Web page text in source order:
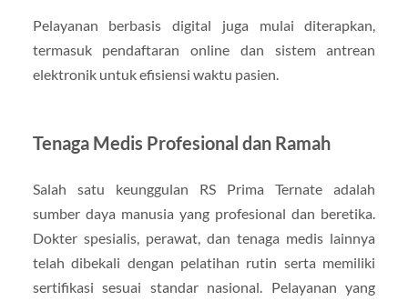
Pelayanan berbasis digital juga mulai diterapkan,
termasuk pendaftaran online dan sistem antrean
elektronik untuk efisiensi waktu pasien.
Tenaga Medis Profesional dan Ramah
Salah satu keunggulan RS Prima Ternate adalah
sumber daya manusia yang profesional dan beretika.
Dokter spesialis, perawat, dan tenaga medis lainnya
telah dibekali dengan pelatihan rutin serta memiliki
sertifikasi sesuai standar nasional. Pelayanan yang